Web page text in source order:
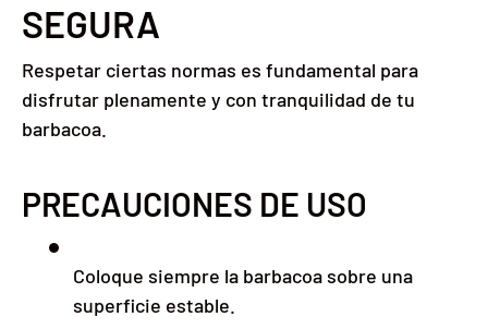
SEGURA
Respetar ciertas normas es fundamental para
disfrutar plenamente y con tranquilidad de tu
barbacoa.
PRECAUCIONES DE USO
Coloque siempre la barbacoa sobre una
superficie estable.